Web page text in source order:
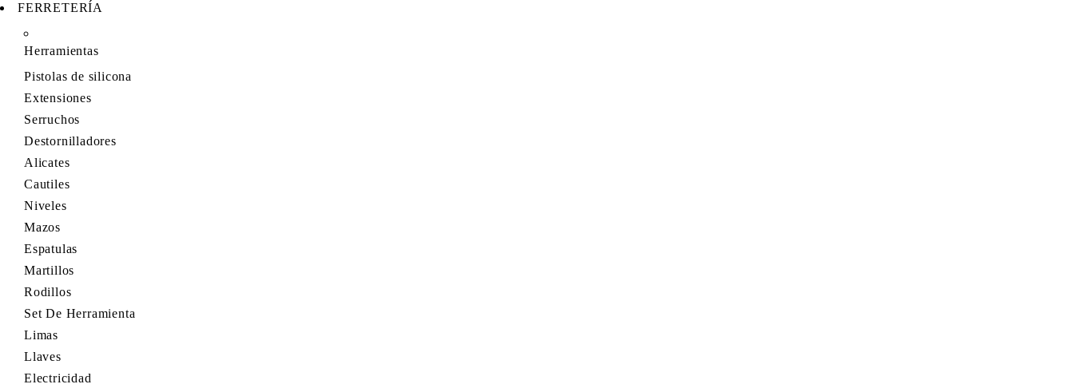
FERRETERÍA
Herramientas
Pistolas de silicona
Extensiones
Serruchos
Destornilladores
Alicates
Cautiles
Niveles
Mazos
Espatulas
Martillos
Rodillos
Set De Herramienta
Limas
Llaves
Electricidad